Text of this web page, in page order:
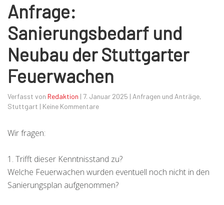
Anfrage:
Sanierungsbedarf und
Neubau der Stuttgarter
Feuerwachen
Verfasst von Redaktion | 7. Januar 2025 | Anfragen und Anträge,
Stuttgart | Keine Kommentare
Wir fragen:
1. Trifft dieser Kenntnisstand zu?
Welche Feuerwachen wurden eventuell noch nicht in den
Sanierungsplan aufgenommen?